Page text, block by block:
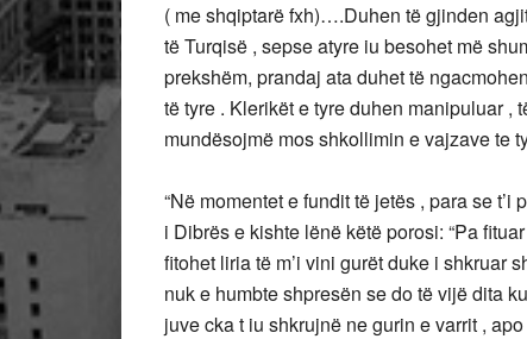
( me shqiptarë fxh)….Duhen të gjinden
të Turqisë , sepse atyre iu besohet më
prekshëm, prandaj ata duhet të
të tyre . Klerikët e tyre duhen manipuluar
mundësojmë mos shkollimin e vajzave te
“Në momentet e fundit të jetës , para se
i Dibrës e kishte lënë këtë porosi: “Pa
fitohet liria të m’i vini gurët duke i shkruar
nuk e humbte shpresën se do të vijë dita
juve cka t iu shkrujnë ne gurin e varrit ,